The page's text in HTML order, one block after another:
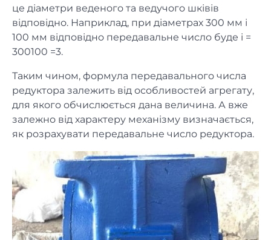
це діаметри веденого та ведучого шківів
відповідно. Наприклад, при діаметрах 300 мм і
100 мм відповідно передавальне число буде i =
300100 =3.
Таким чином, формула передавального числа
редуктора залежить від особливостей агрегату,
для якого обчислюється дана величина. А вже
залежно від характеру механізму визначається,
як розрахувати передавальне число редуктора.